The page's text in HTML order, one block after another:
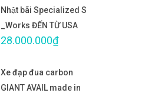
Nhật bãi Specialized S
_Works ĐẾN TỪ USA
28.000.000₫
Xe đạp đua carbon
GIANT AVAIL made in